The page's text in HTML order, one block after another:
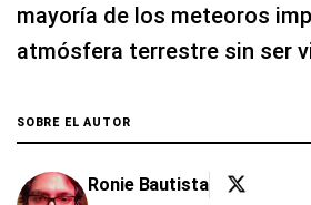
mayoría de los meteoros
atmósfera terrestre sin ser
SOBRE EL AUTOR
Ronie Bautista